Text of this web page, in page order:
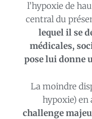
l’hypoxie de
central du
lequel il se
médicales,
pose lui donne
La moindre
hypoxie) en
challenge